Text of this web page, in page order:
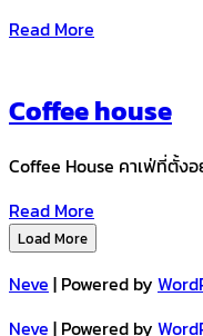
Read More
Coffee house
Coffee House คาเฟ่ที่ตั้ง
Read More
Load More
Neve | Powered by
Neve | Powered by